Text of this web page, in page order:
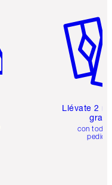
Llévate 2
gratis
con